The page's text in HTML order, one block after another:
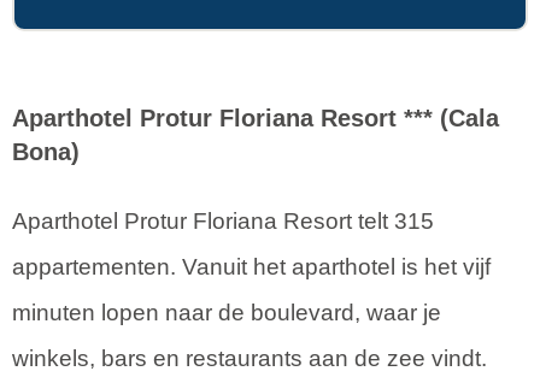
Aparthotel Protur Floriana Resort *** (Cala
Bona)
Aparthotel Protur Floriana Resort telt 315
appartementen. Vanuit het aparthotel is het vijf
minuten lopen naar de boulevard, waar je
winkels, bars en restaurants aan de zee vindt.